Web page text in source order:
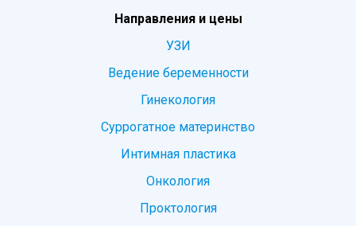
Направления и цены
УЗИ
Ведение беременности
Гинекология
Суррогатное материнство
Интимная пластика
Онкология
Проктология